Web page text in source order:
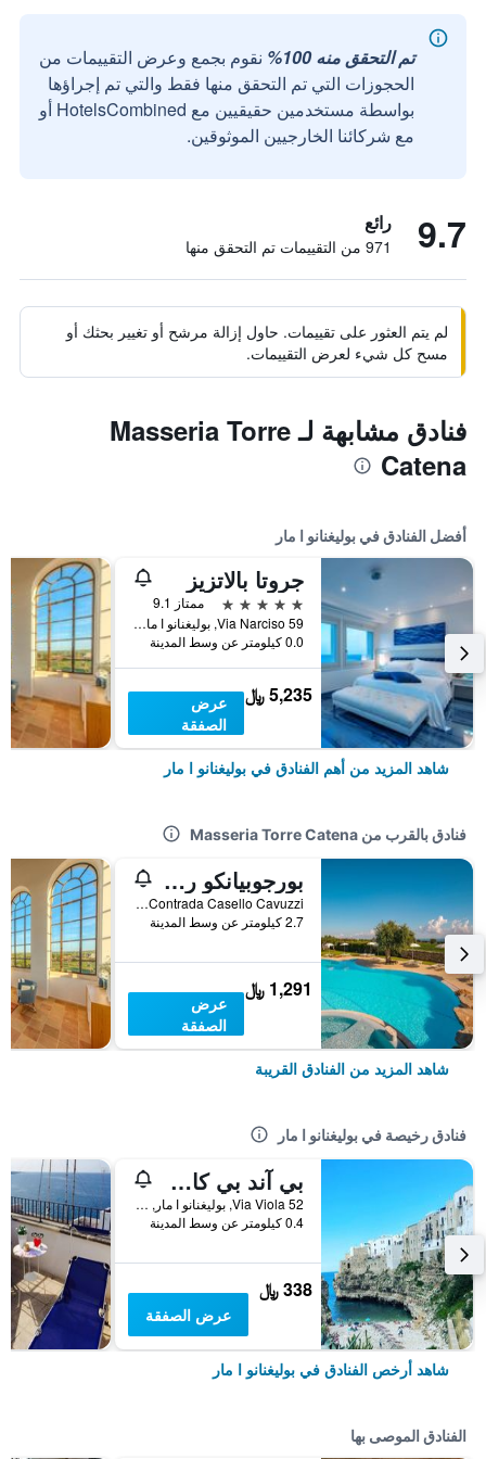
تم التحقق منه 100%
نقوم بجمع وعرض التقييمات من
الحجوزات التي تم التحقق منها فقط والتي تم إجراؤها
بواسطة مستخدمين حقيقيين مع HotelsCombined أو
مع شركائنا الخارجيين الموثوقين.
9.7 رائع
971 من التقييمات تم التحقق منها
لم يتم العثور على تقييمات. حاول إزالة مرشح أو تغيير بحثك أو
مسح كل شيء لعرض التقييمات.
فنادق مشابهة لـ Masseria Torre
Catena
أفضل الفنادق في بوليغنانو ا مار
جروتا بالاتزيز
5 نجوم
ممتاز 9.1
Via Narciso 59, بوليغنانو ا مار, مقاطعة باري, إيطاليا
0.0 كيلومتر عن وسط المدينة
5,235 ﷼
عرض
الصفقة
شاهد المزيد من أهم الفنادق في بوليغنانو ا مار
فنادق بالقرب من Masseria Torre Catena
بورجوبيانكو ريزورت آند سبا بوليجنيانو - إم جاليري كوليكشن
Contrada Casello Cavuzzi, بوليغنانو ا مار, مقاطعة باري, إيطاليا
2.7 كيلومتر عن وسط المدينة
1,291 ﷼
عرض
الصفقة
شاهد المزيد من الفنادق القريبة
فنادق رخيصة في بوليغنانو ا مار
بي آند بي كازا فيور
Via Viola 52, بوليغنانو ا مار, مقاطعة باري, إيطاليا
0.4 كيلومتر عن وسط المدينة
338 ﷼
عرض الصفقة
شاهد أرخص الفنادق في بوليغنانو ا مار
الفنادق الموصى بها